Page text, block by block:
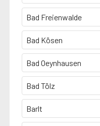
Bad Freienwalde
Bad Kösen
Bad Oeynhausen
Bad Tölz
Barlt